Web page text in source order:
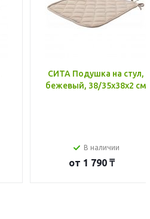
СИТА Подушка на стул,
бежевый, 38/35x38x2 см
В наличии
от 1 790 ₸